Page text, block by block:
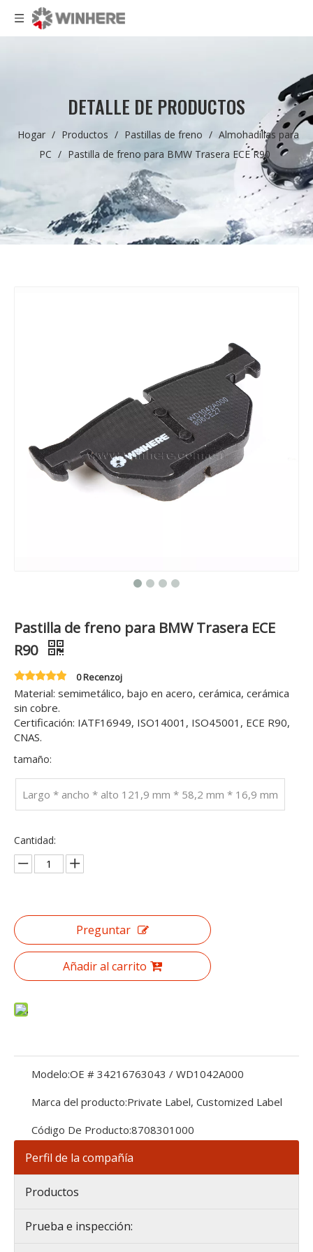
DETALLE DE PRODUCTOS
Hogar / Productos / Pastillas de freno / Almohadillas para
PC / Pastilla de freno para BMW Trasera ECE R90
Pastilla de freno para BMW Trasera ECE
R90
0 Recenzoj
Material: semimetálico, bajo en acero, cerámica, cerámica
sin cobre.
Certificación: IATF16949, ISO14001, ISO45001, ECE R90,
CNAS.
tamaño:
Largo * ancho * alto 121,9 mm * 58,2 mm * 16,9 mm
Cantidad:
Preguntar
Añadir al carrito
Modelo:OE # 34216763043 / WD1042A000
Marca del producto:Private Label, Customized Label
Código De Producto:8708301000
Perfil de la compañía
Productos
Prueba e inspección: